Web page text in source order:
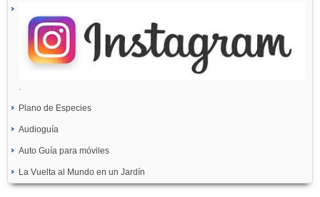
Plano de Especies
Audioguía
Auto Guía para móviles
La Vuelta al Mundo en un Jardín